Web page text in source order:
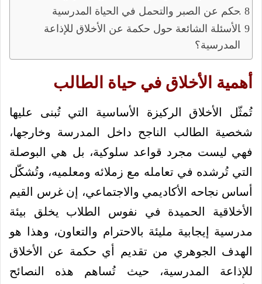
حكم عن الصبر والتحمل في الحياة المدرسية
الأسئلة الشائعة حول حكمة عن الأخلاق للإذاعة
المدرسية؟
أهمية الأخلاق في حياة الطالب
تُمثّل الأخلاق الركيزة الأساسية التي تُبنى عليها
شخصية الطالب الناجح داخل المدرسة وخارجها،
فهي ليست مجرد قواعد سلوكية، بل هي البوصلة
التي تُرشده في تعامله مع زملائه ومعلميه، وتُشكّل
أساس نجاحه الأكاديمي والاجتماعي، إن غرس القيم
الأخلاقية الحميدة في نفوس الطلاب يخلق بيئة
مدرسية إيجابية مليئة بالاحترام والتعاون، وهذا هو
الهدف الجوهري من تقديم أي حكمة عن الأخلاق
للإذاعة المدرسية، حيث تُساهم هذه النصائح